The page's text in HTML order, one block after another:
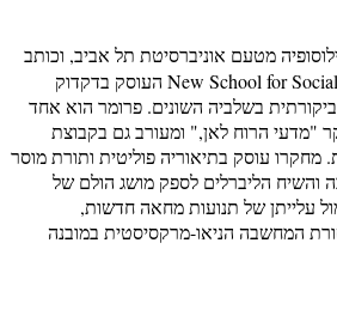
מטעם אוניברסיטת תל אביב, וכותב
כיום דוקטורט בNew School for Social Research העוסק בדקדוק
בשלביה השונים. פרומר הוא אחד
"מדעי הרוח לאן," ומעורב גם בקבוצת
מחקרו עוסק בתיאוריה פוליטית ותורת מוסר
והשיח הליברלים לספק מושג הולם של
עלייתן של תנועות מחאה חדשות,
המחשבה הניאו-מרקסיסטית במובנה